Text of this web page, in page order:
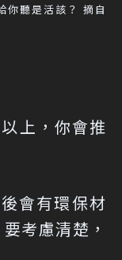
你聽是活該？ 摘自
上，你會推
會有環保材
考慮清楚，